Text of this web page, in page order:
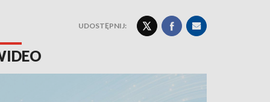
UDOSTĘPNIJ: